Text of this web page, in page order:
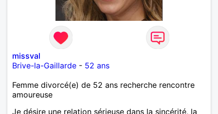
missval
Brive-la-Gaillarde - 52 ans
Femme divorcé(e) de 52 ans recherche rencontre
amoureuse
Je désire une relation sérieuse dans la sincérité, la